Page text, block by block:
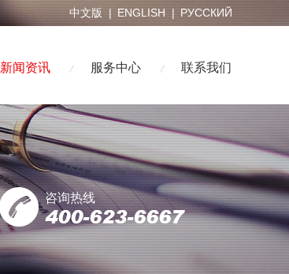
中文版 | ENGLISH | РУССКИЙ
新闻资讯 服务中心 联系我们
咨询热线